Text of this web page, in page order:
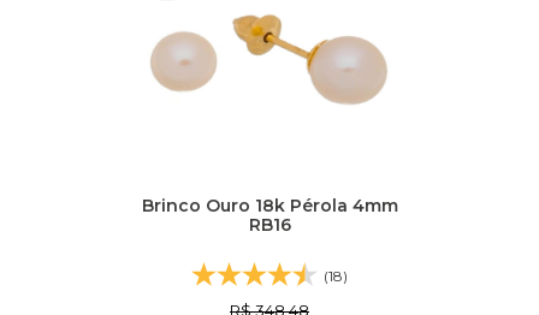
Brinco Ouro 18k Pérola 4mm
RB16
(18)
R$ 348,48